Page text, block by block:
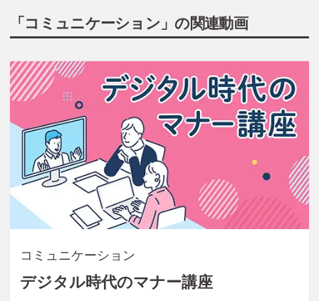
「コミュニケーション」の関連動画
コミュニケーション
デジタル時代のマナー講座